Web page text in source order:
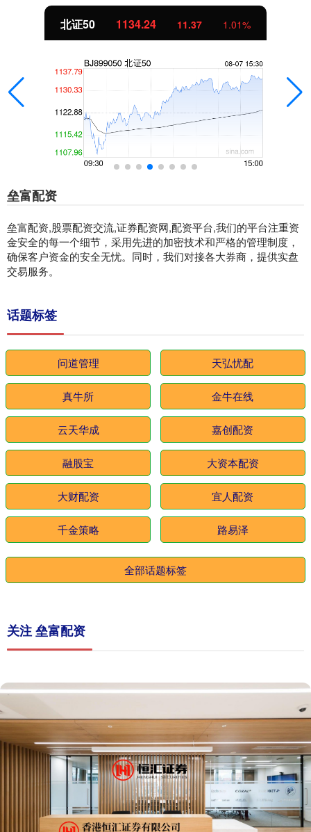
北证50 1134.24 11.37 1.01%
垒富配资
垒富配资,股票配资交流,证券配资网,配资平台,我们的平台注重资
金安全的每一个细节，采用先进的加密技术和严格的管理制度，
确保客户资金的安全无忧。同时，我们对接各大券商，提供实盘
交易服务。
话题标签
问道管理 天弘忧配
真牛所 金牛在线
云天华成 嘉创配资
融股宝 大资本配资
大财配资 宜人配资
千金策略 路易泽
全部话题标签
关注 垒富配资